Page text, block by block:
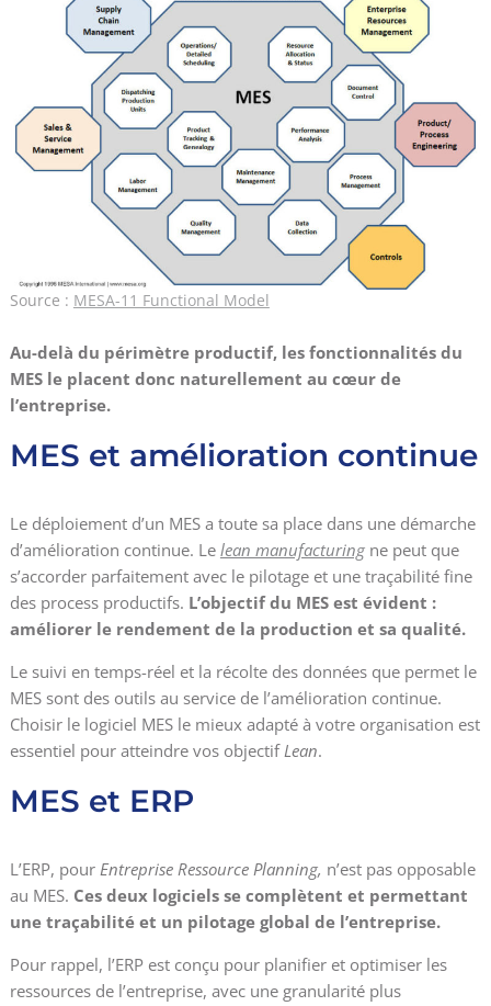
Source : MESA-11 Functional Model
Au-delà du périmètre productif, les fonctionnalités du
MES le placent donc naturellement au cœur de
l’entreprise.
MES et amélioration continue
Le déploiement d’un MES a toute sa place dans une démarche
d’amélioration continue. Le lean manufacturingne peut que
s’accorder parfaitement avec le pilotage et une traçabilité fine
des process productifs. L’objectif du MES est évident :
améliorer le rendement de la production et sa qualité.
Le suivi en temps-réel et la récolte des données que permet le
MES sont des outils au service de l’amélioration continue.
Choisir le logiciel MES le mieux adapté à votre organisation est
essentiel pour atteindre vos objectif Lean.
MES et ERP
L’ERP, pour Entreprise Ressource Planning, n’est pas opposable
au MES. Ces deux logiciels se complètent et permettant
une traçabilité et un pilotage global de l’entreprise.
Pour rappel, l’ERP est conçu pour planifier et optimiser les
ressources de l’entreprise, avec une granularité plus